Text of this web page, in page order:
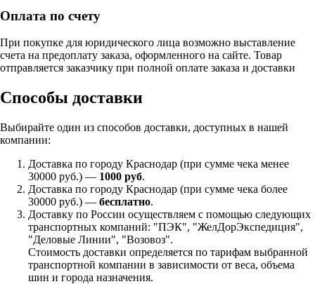
Оплата по счету
При покупке для юридического лица возможно выставление
счета на предоплату заказа, оформленного на сайте. Товар
отправляется заказчику при полной оплате заказа и доставки
Способы доставки
Выбирайте один из способов доставки, доступных в нашей
компании:
Доставка по городу Краснодар (при сумме чека менее
30000 руб.) — 1000 руб.
Доставка по городу Краснодар (при сумме чека более
30000 руб.) — бесплатно.
Доставку по России осуществляем с помощью следующих
транспортных компаний: "ПЭК", "ЖелДорЭкспедиция",
"Деловые Линии", "Возовоз".
Стоимость доставки определяется по тарифам выбранной
транспортной компании в зависимости от веса, объема
шин и города назначения.